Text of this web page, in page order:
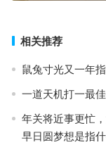
相关推荐
鼠兔寸光又一年
一道天机打一最
年关将近事更忙
早日圆梦想是指